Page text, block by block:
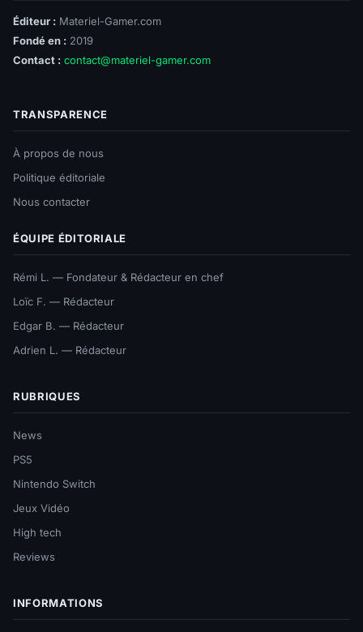
Éditeur : Materiel-Gamer.com
Fondé en : 2019
Contact : contact@materiel-gamer.com
TRANSPARENCE
À propos de nous
Politique éditoriale
Nous contacter
ÉQUIPE ÉDITORIALE
Rémi L. — Fondateur & Rédacteur en chef
Loïc F. — Rédacteur
Edgar B. — Rédacteur
Adrien L. — Rédacteur
RUBRIQUES
News
PS5
Nintendo Switch
Jeux Vidéo
High tech
Reviews
INFORMATIONS